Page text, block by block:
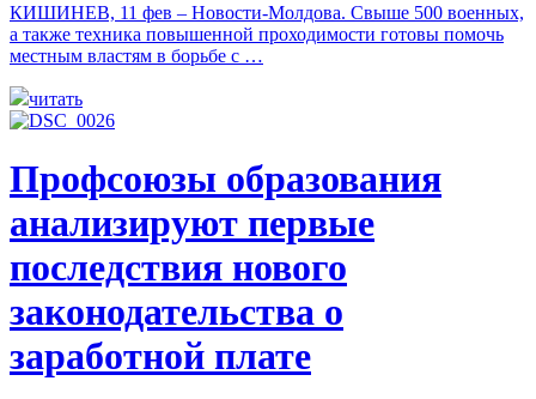
КИШИНЕВ, 11 фев – Новости-Молдова. Свыше 500 военных,
а также техника повышенной проходимости готовы помочь
местным властям в борьбе с …
читать
Профсоюзы образования
анализируют первые
последствия нового
законодательства о
заработной плате